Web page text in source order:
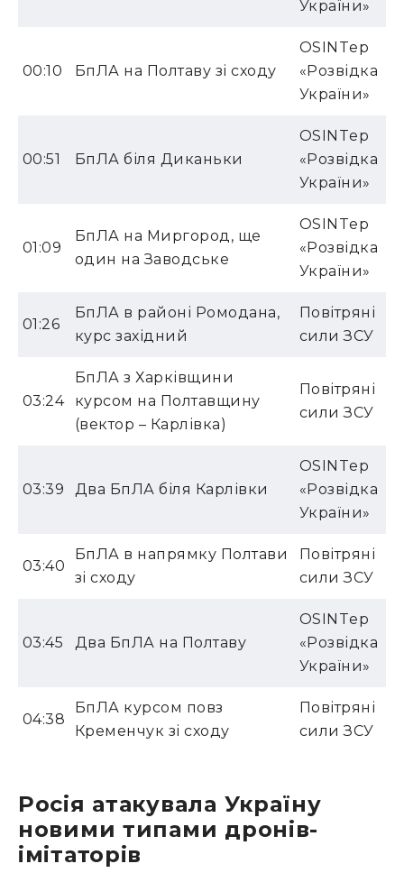
України»
00:10 БпЛА на Полтаву зі сходу
OSINTер
«Розвідка
України»
00:51 БпЛА біля Диканьки
OSINTер
«Розвідка
України»
01:09
БпЛА на Миргород, ще
один на Заводське
OSINTер
«Розвідка
України»
01:26
БпЛА в районі Ромодана,
курс західний
Повітряні
сили ЗСУ
03:24
БпЛА з Харківщини
курсом на Полтавщину
(вектор – Карлівка)
Повітряні
сили ЗСУ
03:39 Два БпЛА біля Карлівки
OSINTер
«Розвідка
України»
03:40
БпЛА в напрямку Полтави
зі сходу
Повітряні
сили ЗСУ
03:45 Два БпЛА на Полтаву
OSINTер
«Розвідка
України»
04:38
БпЛА курсом повз
Кременчук зі сходу
Повітряні
сили ЗСУ
Росія атакувала Україну
новими типами дронів-
імітаторів